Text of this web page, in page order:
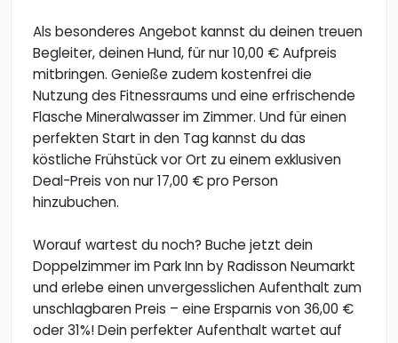
Als besonderes Angebot kannst du deinen treuen
Begleiter, deinen Hund, für nur 10,00 € Aufpreis
mitbringen. Genieße zudem kostenfrei die
Nutzung des Fitnessraums und eine erfrischende
Flasche Mineralwasser im Zimmer. Und für einen
perfekten Start in den Tag kannst du das
köstliche Frühstück vor Ort zu einem exklusiven
Deal-Preis von nur 17,00 € pro Person
hinzubuchen.
Worauf wartest du noch? Buche jetzt dein
Doppelzimmer im Park Inn by Radisson Neumarkt
und erlebe einen unvergesslichen Aufenthalt zum
unschlagbaren Preis – eine Ersparnis von 36,00 €
oder 31%! Dein perfekter Aufenthalt wartet auf